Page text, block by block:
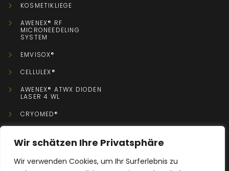
Wir schätzen Ihre Privatsphäre
Wir verwenden Cookies, um Ihr Surferlebnis zu
KOSMETIKLIEGE
AWENEX® RF
MICRONEEDELING
SYSTEM
EMVISOX®
CELLULEX®
AWENEX® ATWX DIODEN
LASER 4 WL
CRYOMED®
KONTAKT